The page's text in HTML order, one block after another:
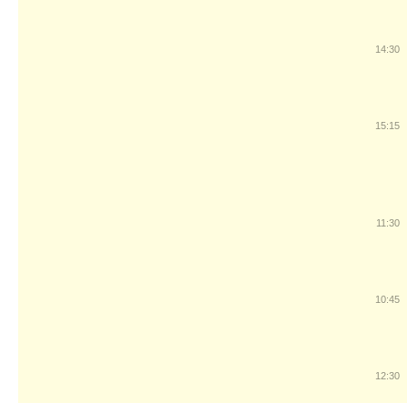
14:30
15:15
11:30
10:45
12:30